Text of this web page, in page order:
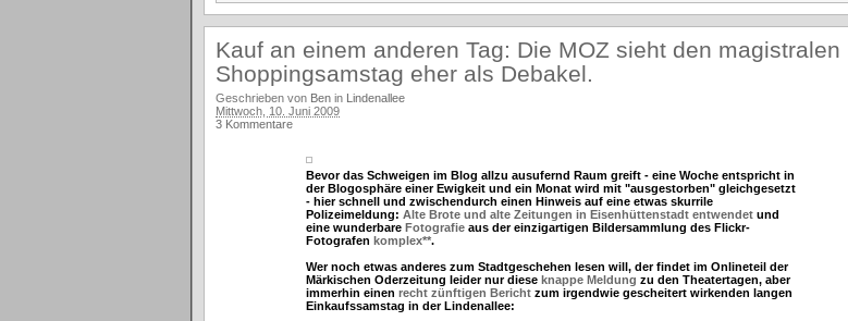
Kauf an einem anderen Tag: Die MOZ sieht den magistralen
Shoppingsamstag eher als Debakel.
Geschrieben von Ben in Lindenallee
Mittwoch, 10. Juni 2009
3 Kommentare
Bevor das Schweigen im Blog allzu ausufernd Raum greift - eine Woche entspricht in
der Blogosphäre einer Ewigkeit und ein Monat wird mit "ausgestorben" gleichgesetzt
- hier schnell und zwischendurch einen Hinweis auf eine etwas skurrile
Polizeimeldung: Alte Brote und alte Zeitungen in Eisenhüttenstadt entwendet und
eine wunderbare Fotografie aus der einzigartigen Bildersammlung des Flickr-
Fotografen komplex**.
Wer noch etwas anderes zum Stadtgeschehen lesen will, der findet im Onlineteil der
Märkischen Oderzeitung leider nur diese knappe Meldung zu den Theatertagen, aber
immerhin einen recht zünftigen Bericht zum irgendwie gescheitert wirkenden langen
Einkaufssamstag in der Lindenallee: